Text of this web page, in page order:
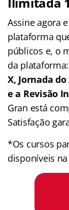
Assine agora
plataforma
públicos e, o
da plataforma:
X, Jornada
e a Revisão
Gran está
Satisfação
*Os cursos
disponíveis